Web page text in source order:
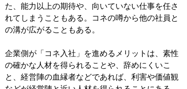
た、能力以上の期待や、向いていない仕事を任さ
れてしまうこともある。コネの噂から他の社員と
の溝が広がることもある。
企業側が「コネ入社」を進めるメリットは、素性
の確かな人材を得られることや、辞めにくいこ
と、経営陣の血縁者などであれば、利害や価値観